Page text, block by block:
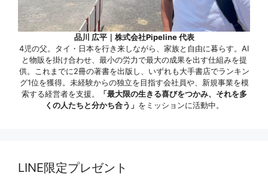
品川 広平｜株式会社Pipeline 代表
4児の父。タイ・日本を行き来しながら、家族と自由に暮らす。AI
と物販を掛け合わせ、最小の労力で最大の成果を出す仕組みを提
供。これまでに2冊の著書を出版し、いずれも大手書店でランキン
グ1位を獲得。未経験からの独立を目指す会社員や、新規事業を模
索する経営者を支援。
「最大限の生きる喜びをつかみ、それを多
くの人たちと分かち合う」 をミッションに活動中。
LINE限定プレゼント